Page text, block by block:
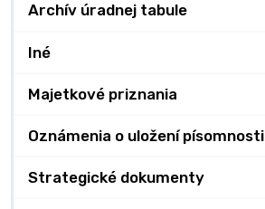
Archív úradnej tabule
Iné
Majetkové priznania
Oznámenia o uložení písomnosti
Strategické dokumenty